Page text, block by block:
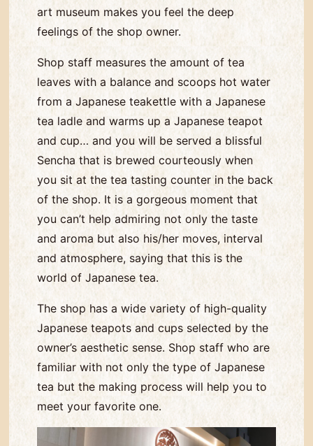
art museum makes you feel the deep
feelings of the shop owner.
Shop staff measures the amount of tea
leaves with a balance and scoops hot water
from a Japanese teakettle with a Japanese
tea ladle and warms up a Japanese teapot
and cup… and you will be served a blissful
Sencha that is brewed courteously when
you sit at the tea tasting counter in the back
of the shop. It is a gorgeous moment that
you can’t help admiring not only the taste
and aroma but also his/her moves, interval
and atmosphere, saying that this is the
world of Japanese tea.
The shop has a wide variety of high-quality
Japanese teapots and cups selected by the
owner’s aesthetic sense. Shop staff who are
familiar with not only the type of Japanese
tea but the making process will help you to
meet your favorite one.